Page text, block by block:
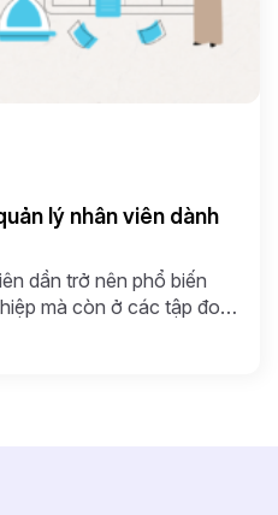
lý nhân viên dành
dần trở nên phổ biến
mà còn ở các tập đoàn
mềm quản lý nhân
năng như hỗ trợ lưu trữ